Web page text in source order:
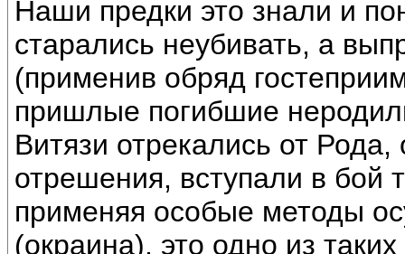
Наши предки это знали и
старались неубивать, а
(применив обряд
пришлые погибшие
Витязи отрекались от
отрешения, вступали в бой
применяя особые методы
(окраина), это одно из